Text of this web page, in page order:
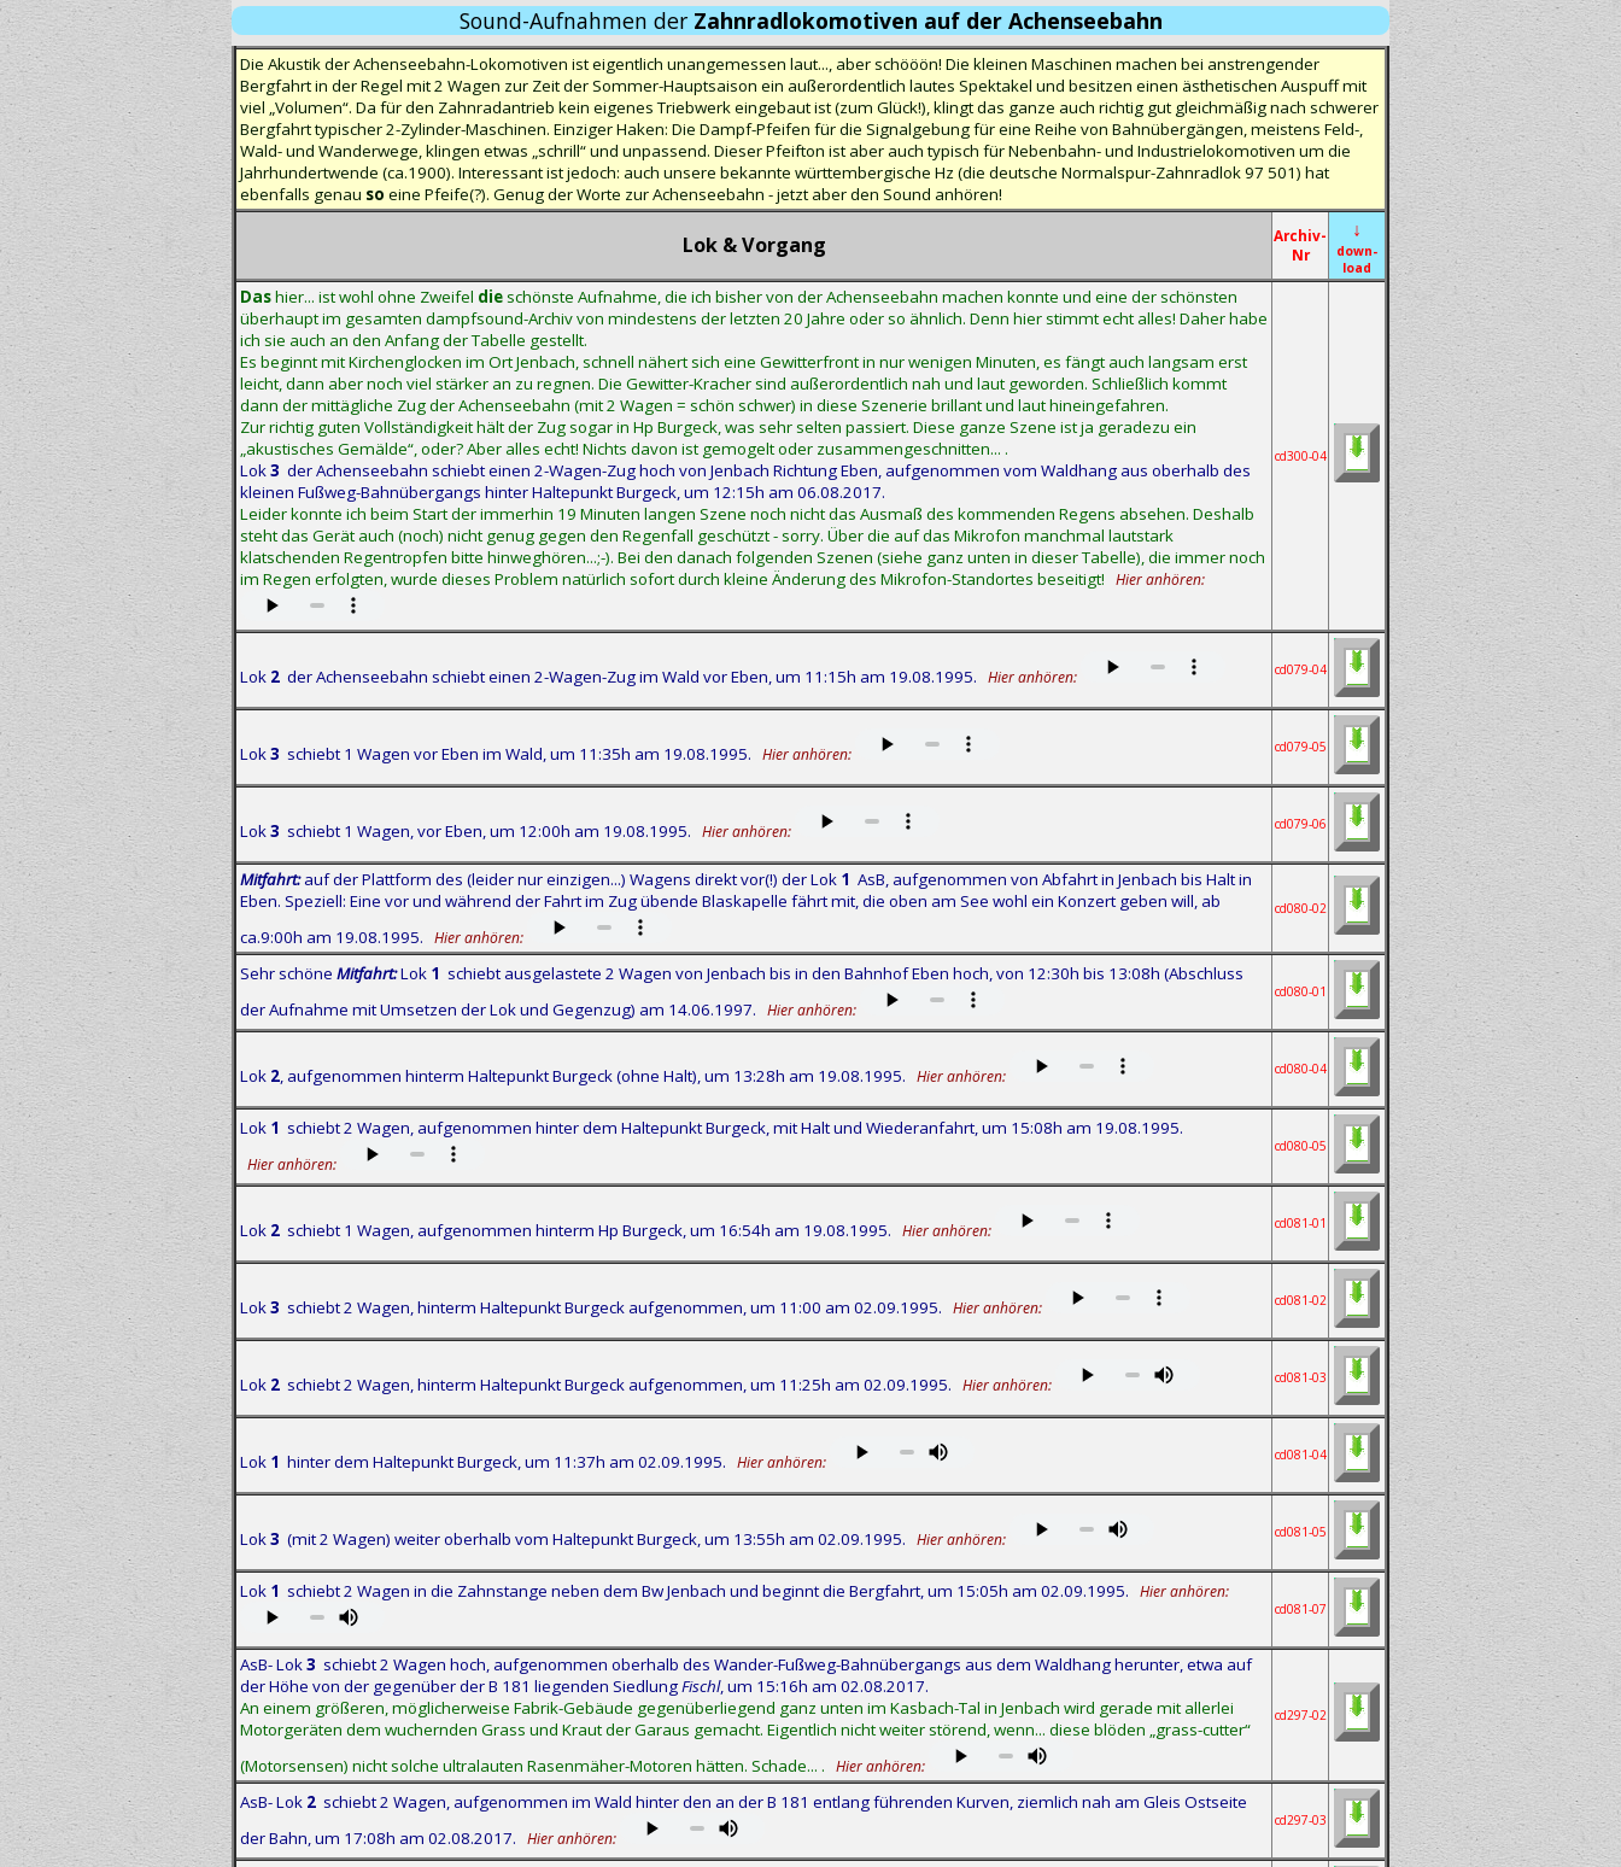
Sound-Aufnahmen derZahnradlokomotiven auf der Achenseebahn
Die Akustik der Achenseebahn-Lokomotiven ist eigentlich unangemessen laut..., aber schööön! Die kleinen Maschinen machen bei anstrengender
Bergfahrt in der Regel mit 2 Wagen zur Zeit der Sommer-Hauptsaison ein außerordentlich lautes Spektakel und besitzen einen ästhetischen Auspuff mit
viel „Volumen“. Da für den Zahnradantrieb kein eigenes Triebwerk eingebaut ist (zum Glück!), klingt das ganze auch richtig gut gleichmäßig nach schwerer
Bergfahrt typischer 2-Zylinder-Maschinen. Einziger Haken: Die Dampf-Pfeifen für die Signalgebung für eine Reihe von Bahnübergängen, meistens Feld-,
Wald- und Wanderwege, klingen etwas „schrill“ und unpassend. Dieser Pfeifton ist aber auch typisch für Nebenbahn- und Industrielokomotiven um die
Jahrhundertwende (ca.1900). Interessant ist jedoch: auch unsere bekannte württembergische Hz (die deutsche Normalspur-Zahnradlok 97 501) hat
ebenfalls genau so eine Pfeife(?). Genug der Worte zur Achenseebahn - jetzt aber den Sound anhören!
Lok & Vorgang
Archiv-
Nr
↓
down-
load
Dashier... ist wohl ohne Zweifel die schönste Aufnahme, die ich bisher von der Achenseebahn machen konnte und eine der schönsten
überhaupt im gesamten dampfsound-Archiv von mindestens der letzten 20 Jahre oder so ähnlich. Denn hier stimmt echt alles! Daher habe
ich sie auch an den Anfang der Tabelle gestellt.
Es beginnt mit Kirchenglocken im Ort Jenbach, schnell nähert sich eine Gewitterfront in nur wenigen Minuten, es fängt auch langsam erst
leicht, dann aber noch viel stärker an zu regnen. Die Gewitter-Kracher sind außerordentlich nah und laut geworden. Schließlich kommt
dann der mittägliche Zug der Achenseebahn (mit 2 Wagen = schön schwer) in diese Szenerie brillant und laut hineingefahren.
Zur richtig guten Vollständigkeit hält der Zug sogar in Hp Burgeck, was sehr selten passiert. Diese ganze Szene ist ja geradezu ein
„akustisches Gemälde“, oder? Aber alles echt! Nichts davon ist gemogelt oder zusammengeschnitten... .
Lok3 der Achenseebahn schiebt einen 2-Wagen-Zug hoch von Jenbach Richtung Eben, aufgenommen vom Waldhang aus oberhalb des
kleinen Fußweg-Bahnübergangs hinter Haltepunkt Burgeck, um 12:15h am 06.08.2017.
Leider konnte ich beim Start der immerhin 19 Minuten langen Szene noch nicht das Ausmaß des kommenden Regens absehen. Deshalb
steht das Gerät auch (noch) nicht genug gegen den Regenfall geschützt - sorry. Über die auf das Mikrofon manchmal lautstark
klatschenden Regentropfen bitte hinweghören...;-). Bei den danach folgenden Szenen (siehe ganz unten in dieser Tabelle), die immer noch
im Regen erfolgten, wurde dieses Problem natürlich sofort durch kleine Änderung des Mikrofon-Standortes beseitigt! Hier anhören:
cd300-04
Lok 2 der Achenseebahn schiebt einen 2-Wagen-Zug im Wald vor Eben, um 11:15h am 19.08.1995. Hier anhören: cd079-04
Lok3 schiebt 1 Wagen vor Eben im Wald, um 11:35h am 19.08.1995. Hier anhören: cd079-05
Lok3 schiebt 1 Wagen, vor Eben, um 12:00h am 19.08.1995. Hier anhören: cd079-06
Mitfahrt:auf der Plattform des (leider nur einzigen...) Wagens direkt vor(!) der Lok 1 AsB, aufgenommen von Abfahrt in Jenbach bis Halt in
Eben. Speziell: Eine vor und während der Fahrt im Zug übende Blaskapelle fährt mit, die oben am See wohl ein Konzert geben will, ab
ca.9:00h am 19.08.1995. Hier anhören:
cd080-02
Sehr schöne Mitfahrt:Lok 1 schiebt ausgelastete 2 Wagen von Jenbach bis in den Bahnhof Eben hoch, von 12:30h bis 13:08h (Abschluss
der Aufnahme mit Umsetzen der Lok und Gegenzug) am 14.06.1997. Hier anhören:
cd080-01
Lok 2, aufgenommen hinterm Haltepunkt Burgeck (ohne Halt), um 13:28h am 19.08.1995. Hier anhören: cd080-04
Lok 1 schiebt 2 Wagen, aufgenommen hinter dem Haltepunkt Burgeck, mit Halt und Wiederanfahrt, um 15:08h am 19.08.1995.
Hier anhören:
cd080-05
Lok 2 schiebt 1 Wagen, aufgenommen hinterm Hp Burgeck, um 16:54h am 19.08.1995. Hier anhören: cd081-01
Lok3 schiebt 2 Wagen, hinterm Haltepunkt Burgeck aufgenommen, um 11:00 am 02.09.1995. Hier anhören: cd081-02
Lok 2 schiebt 2 Wagen, hinterm Haltepunkt Burgeck aufgenommen, um 11:25h am 02.09.1995. Hier anhören: cd081-03
Lok 1 hinter dem Haltepunkt Burgeck, um 11:37h am 02.09.1995. Hier anhören: cd081-04
Lok3 (mit 2 Wagen) weiter oberhalb vom Haltepunkt Burgeck, um 13:55h am 02.09.1995. Hier anhören: cd081-05
Lok 1 schiebt 2 Wagen in die Zahnstange neben dem Bw Jenbach und beginnt die Bergfahrt, um 15:05h am 02.09.1995. Hier anhören:
cd081-07
AsB- Lok3 schiebt 2 Wagen hoch, aufgenommen oberhalb des Wander-Fußweg-Bahnübergangs aus dem Waldhang herunter, etwa auf
der Höhe von der gegenüber der B 181 liegenden SiedlungFischl, um 15:16h am 02.08.2017.
An einem größeren, möglicherweise Fabrik-Gebäude gegenüberliegend ganz unten im Kasbach-Tal in Jenbach wird gerade mit allerlei
Motorgeräten dem wuchernden Grass und Kraut der Garaus gemacht. Eigentlich nicht weiter störend, wenn... diese blöden „grass-cutter“
(Motorsensen) nicht solche ultralauten Rasenmäher-Motoren hätten. Schade... . Hier anhören:
cd297-02
AsB- Lok 2 schiebt 2 Wagen, aufgenommen im Wald hinter den an der B 181 entlang führenden Kurven, ziemlich nah am Gleis Ostseite
der Bahn, um 17:08h am 02.08.2017. Hier anhören:
cd297-03